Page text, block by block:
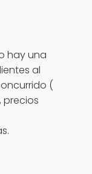
hay una
al
(
precios